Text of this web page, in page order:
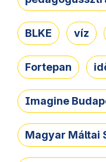
BLKE víz
Fortepan
Imagine
Magyar Máltai